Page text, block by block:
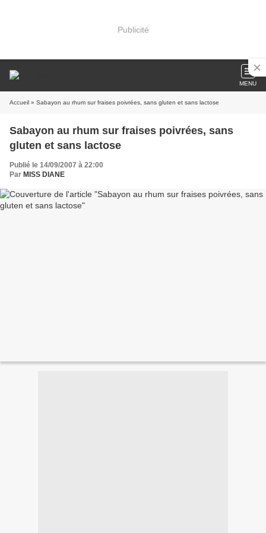
Publicité
MENU
Accueil » Sabayon au rhum sur fraises poivrées, sans gluten et sans lactose
Sabayon au rhum sur fraises poivrées, sans
gluten et sans lactose
Publié le 14/09/2007 à 22:00
Par MISS DIANE